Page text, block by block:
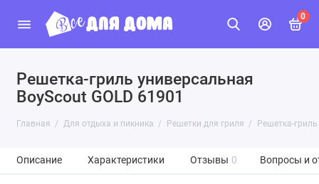
0
Решетка-гриль универсальная
BoyScout GOLD 61901
Главная Для отдыха и пикника Решетки для гриля Решетка-
Описание Характеристики Отзывы 0 Вопросы и